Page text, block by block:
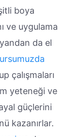
boya
ve uygulama
da el
çalışmaları
yeteneği ve
güçlerini
kazanırlar.